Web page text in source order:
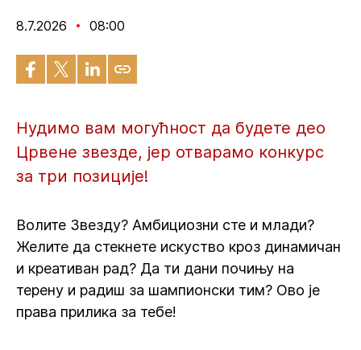
8.7.2026 08:00
Нудимо вам могућност да будете део
Црвене звезде, јер отварамо конкурс
за три позиције!
Волите Звезду? Амбициозни сте и млади?
Желите да стекнете искуство кроз динамичан
и креативан рад? Да ти дани почињу на
терену и радиш за шампионски тим? Ово је
права прилика за тебе!